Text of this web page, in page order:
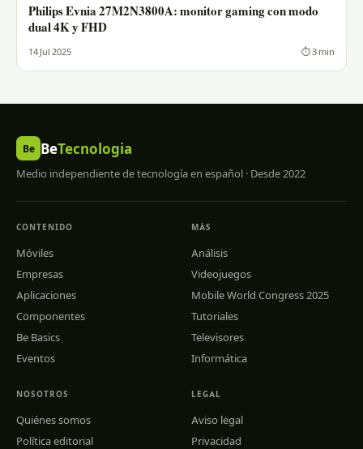
Philips Evnia 27M2N3800A: monitor gaming con modo
dual 4K y FHD
14 Jul 2025 ⏱ 3 min
Be BeTecnologia
Medio independiente de tecnología en español · Desde 2022
CONTENIDO
Móviles
Empresas
Aplicaciones
Componentes
Be Basics
Eventos
MÁS
Análisis
Videojuegos
Mobile World Congress 2025
Tutoriales
Televisores
Informática
NOSOTROS
Quiénes somos
Política editorial
LEGAL
Aviso legal
Privacidad